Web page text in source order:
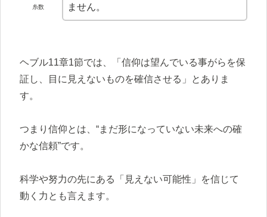
糸数
ません。
ヘブル11章1節では、「信仰は望んでいる事がらを保
証し、目に見えないものを確信させる」とありま
す。
つまり信仰とは、“まだ形になっていない未来への確
かな信頼”です。
科学や努力の先にある「見えない可能性」を信じて
動く力とも言えます。